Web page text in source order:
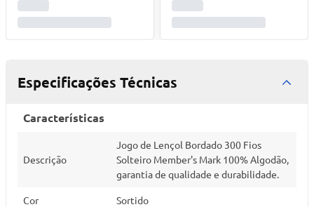
Especificações Técnicas
Características
Descrição
Jogo de Lençol Bordado 300 Fios
Solteiro Member's Mark 100% Algodão,
garantia de qualidade e durabilidade.
Cor Sortido